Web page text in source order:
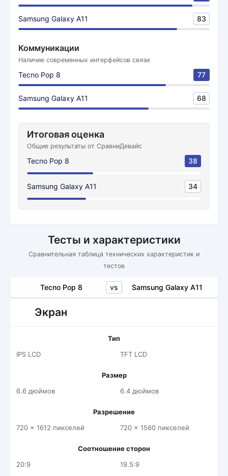
Samsung Galaxy A11 83
Коммуникации
Наличие современных интерфейсов связи
Tecno Pop 8 77
Samsung Galaxy A11 68
Итоговая оценка
Общие результаты от СравниДевайс
Tecno Pop 8 38
Samsung Galaxy A11 34
Тесты и характеристики
Сравнительная таблица технических характеристик и
тестов
Tecno Pop 8 vs Samsung Galaxy A11
Экран
Тип
IPS LCD
TFT LCD
Размер
6.6 дюймов
6.4 дюймов
Разрешение
720 x 1612 пикселей
720 x 1560 пикселей
Соотношение сторон
20:9
19.5:9